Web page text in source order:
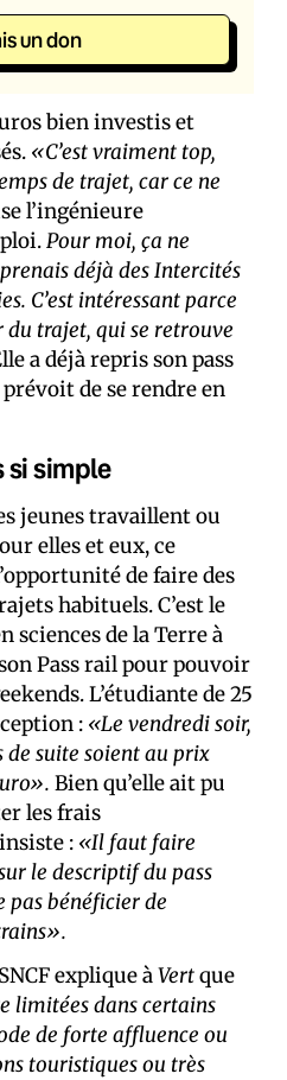
un don
bien investis et
«C’est vraiment top,
de trajet, car ce ne
l’ingénieure
Pour moi, ça ne
déjà des Intercités
C’est intéressant parce
trajet, qui se retrouve
a déjà repris son pass
de se rendre en
si simple
jeunes travaillent ou
elles et eux, ce
de faire des
habituels. C’est le
sciences de la Terre à
Pass rail pour pouvoir
L’étudiante de 25
: «Le vendredi soir,
suite soient au prix
Bien qu’elle ait pu
les frais
: «Il faut faire
le descriptif du pass
pas bénéficier de
explique àVertque
limitées dans certains
de forte affluence ou
touristiques ou très